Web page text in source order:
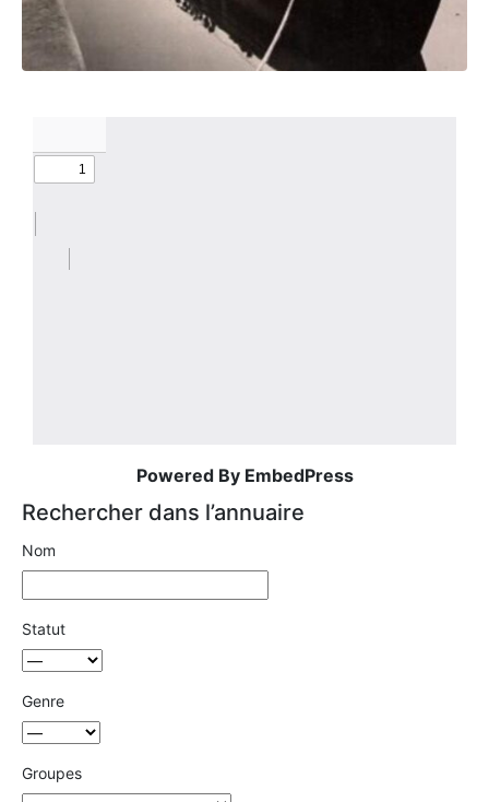
Powered By EmbedPress
Rechercher dans l’annuaire
Nom
Statut
Genre
Groupes